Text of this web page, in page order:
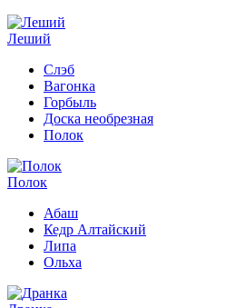
Леший
Слэб
Вагонка
Горбыль
Доска необрезная
Полок
Полок
Абаш
Кедр Алтайский
Липа
Ольха